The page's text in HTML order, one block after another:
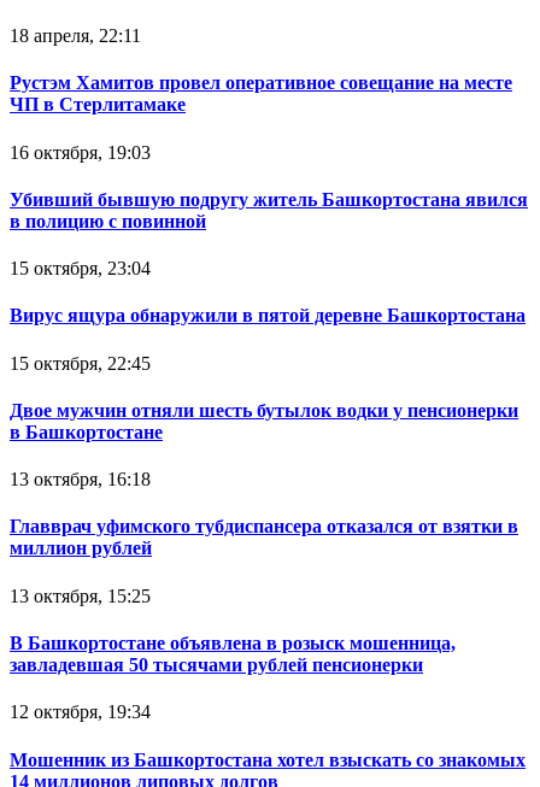
18 апреля, 22:11
Рустэм Хамитов провел оперативное совещание на месте
ЧП в Стерлитамаке
16 октября, 19:03
Убивший бывшую подругу житель Башкортостана явился
в полицию с повинной
15 октября, 23:04
Вирус ящура обнаружили в пятой деревне Башкортостана
15 октября, 22:45
Двое мужчин отняли шесть бутылок водки у пенсионерки
в Башкортостане
13 октября, 16:18
Главврач уфимского тубдиспансера отказался от взятки в
миллион рублей
13 октября, 15:25
В Башкортостане объявлена в розыск мошенница,
завладевшая 50 тысячами рублей пенсионерки
12 октября, 19:34
Мошенник из Башкортостана хотел взыскать со знакомых
14 миллионов липовых долгов